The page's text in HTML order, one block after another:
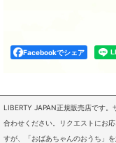
Facebookでシェア
LIBERTY JAPAN正規販売店です
合わせください。リクエストにお
すが、「おばあちゃんのおうち」